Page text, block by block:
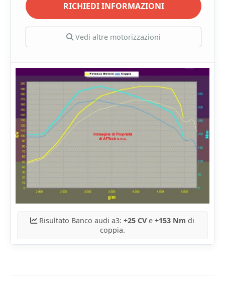
RICHIEDI INFORMAZIONI
Vedi altre motorizzazioni
Risultato Banco audi a3:+25 CVe+153 Nm di
coppia.